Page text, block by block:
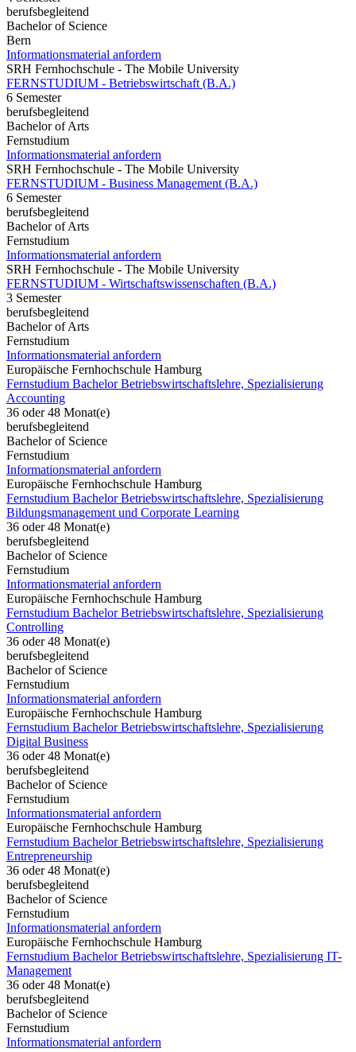
berufsbegleitend
Bachelor of Science
Bern
Informationsmaterial anfordern
SRH Fernhochschule - The Mobile University
FERNSTUDIUM - Betriebswirtschaft (B.A.)
6 Semester
berufsbegleitend
Bachelor of Arts
Fernstudium
Informationsmaterial anfordern
SRH Fernhochschule - The Mobile University
FERNSTUDIUM - Business Management (B.A.)
6 Semester
berufsbegleitend
Bachelor of Arts
Fernstudium
Informationsmaterial anfordern
SRH Fernhochschule - The Mobile University
FERNSTUDIUM - Wirtschaftswissenschaften (B.A.)
3 Semester
berufsbegleitend
Bachelor of Arts
Fernstudium
Informationsmaterial anfordern
Europäische Fernhochschule Hamburg
Fernstudium Bachelor Betriebswirtschaftslehre, Spezialisierung
Accounting
36 oder 48 Monat(e)
berufsbegleitend
Bachelor of Science
Fernstudium
Informationsmaterial anfordern
Europäische Fernhochschule Hamburg
Fernstudium Bachelor Betriebswirtschaftslehre, Spezialisierung
Bildungsmanagement und Corporate Learning
36 oder 48 Monat(e)
berufsbegleitend
Bachelor of Science
Fernstudium
Informationsmaterial anfordern
Europäische Fernhochschule Hamburg
Fernstudium Bachelor Betriebswirtschaftslehre, Spezialisierung
Controlling
36 oder 48 Monat(e)
berufsbegleitend
Bachelor of Science
Fernstudium
Informationsmaterial anfordern
Europäische Fernhochschule Hamburg
Fernstudium Bachelor Betriebswirtschaftslehre, Spezialisierung
Digital Business
36 oder 48 Monat(e)
berufsbegleitend
Bachelor of Science
Fernstudium
Informationsmaterial anfordern
Europäische Fernhochschule Hamburg
Fernstudium Bachelor Betriebswirtschaftslehre, Spezialisierung
Entrepreneurship
36 oder 48 Monat(e)
berufsbegleitend
Bachelor of Science
Fernstudium
Informationsmaterial anfordern
Europäische Fernhochschule Hamburg
Fernstudium Bachelor Betriebswirtschaftslehre, Spezialisierung IT-
Management
36 oder 48 Monat(e)
berufsbegleitend
Bachelor of Science
Fernstudium
Informationsmaterial anfordern